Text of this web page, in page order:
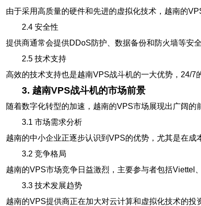
由于采用高质量的硬件和先进的虚拟化技术，越南的
2.4 安全性
提供商通常会提供DDoS防护、数据备份和防火墙等安
2.5 技术支持
高效的技术支持也是越南VPS战斗机的一大优势，24/7
3. 越南VPS战斗机的市场前景
随着数字化转型的加速，越南的VPS市场展现出广阔的
3.1 市场需求分析
越南的中小企业正逐步认识到VPS的优势，尤其是在
3.2 竞争格局
越南的VPS市场竞争日益激烈，主要参与者包括Viettel
3.3 技术发展趋势
越南的VPS提供商正在加大对云计算和虚拟化技术的